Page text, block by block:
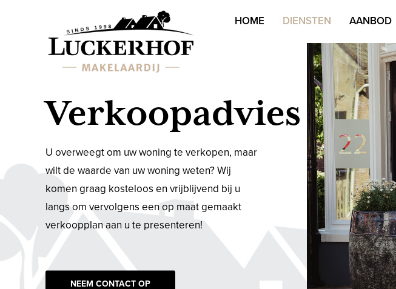
HOME DIENSTEN AANBOD
Verkoopadvies
U overweegt om uw woning te verkopen, maar
wilt de waarde van uw woning weten? Wij
komen graag kosteloos en vrijblijvend bij u
langs om vervolgens een op maat gemaakt
verkoopplan aan u te presenteren!
NEEM CONTACT OP